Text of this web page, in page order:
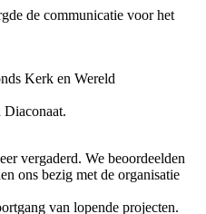
de communicatie voor het
Kerk en Wereld
vergaderd. We beoordeelden
ons bezig met de organisatie
van lopende projecten.